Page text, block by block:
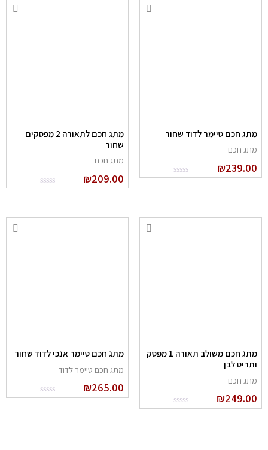
מתג חכם טיימר לדוד שחור
מתג חכם
₪239.00
מתג חכם לתאורה 2 מפסקים
שחור
מתג חכם
₪209.00
מתג חכם משולב תאורה 1 מפסק
ותריס לבן
מתג חכם
₪249.00
מתג חכם טיימר אנכי לדוד שחור
מתג חכם טיימר לדוד
₪265.00